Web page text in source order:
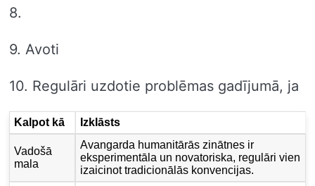
8.
9. Avoti
10. Regulāri uzdotie problēmas gadījumā, ja
Kalpot kā Izklāsts
Vadošā
mala
Avangarda humanitārās zinātnes ir
eksperimentāla un novatoriska, regulāri vien
izaicinot tradicionālās konvencijas.